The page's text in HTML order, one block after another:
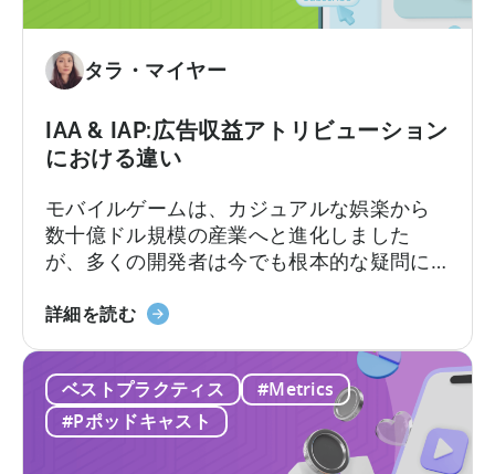
料
の
ー
ル
ィ
に
つ
い
て：
今
す
AI
ク
フ
ロ
タラ・マイヤー
IAA & IAP:広告収益アトリビューション
における違い
モバイルゲームは、カジュアルな娯楽から
数十億ドル規模の産業へと進化しました
が、多くの開発者は今でも根本的な疑問に
はどのように収益を上げるのか?」という問
デル、すなわちアプリ内広告とアプリ内課
金、つまりIAAとIAPを理解し、それらを効
果的に活用できるかどうかにかかっていま
す。
詳細を読むIAA
に
つ
い
ベストプラクティス
#Metrics
#Pポッドキャスト